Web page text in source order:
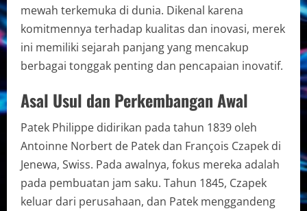
mewah terkemuka di dunia. Dikenal karena
komitmennya terhadap kualitas dan inovasi, merek
ini memiliki sejarah panjang yang mencakup
berbagai tonggak penting dan pencapaian inovatif.
Asal Usul dan Perkembangan Awal
Patek Philippe didirikan pada tahun 1839 oleh
Antoinne Norbert de Patek dan François Czapek di
Jenewa, Swiss. Pada awalnya, fokus mereka adalah
pada pembuatan jam saku. Tahun 1845, Czapek
keluar dari perusahaan, dan Patek menggandeng